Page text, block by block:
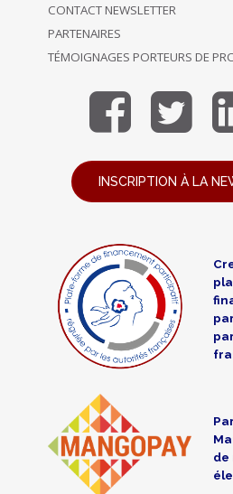
CONTACT NEWSLETTER
PARTENAIRES
TÉMOIGNAGES PORTEURS DE
INSCRIPTION À LA
de